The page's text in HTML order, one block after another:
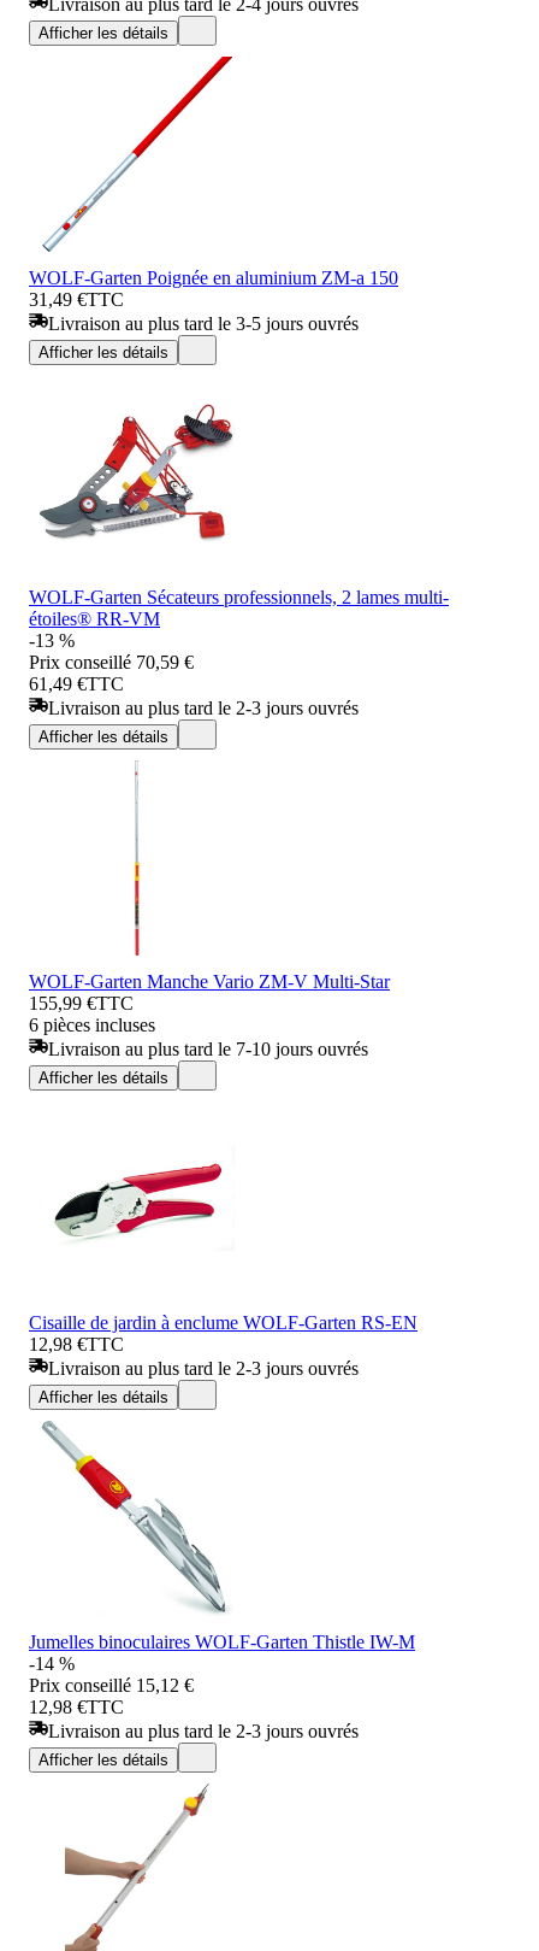
Afficher les détails
WOLF-Garten Poignée en aluminium ZM-a 150
31,49 €TTC
Livraison au plus tard le 3-5 jours ouvrés
Afficher les détails
WOLF-Garten Sécateurs professionnels, 2 lames multi-
étoiles® RR-VM
-13 %
Prix conseillé 70,59 €
61,49 €TTC
Livraison au plus tard le 2-3 jours ouvrés
Afficher les détails
WOLF-Garten Manche Vario ZM-V Multi-Star
155,99 €TTC
6 pièces incluses
Livraison au plus tard le 7-10 jours ouvrés
Afficher les détails
Cisaille de jardin à enclume WOLF-Garten RS-EN
12,98 €TTC
Livraison au plus tard le 2-3 jours ouvrés
Afficher les détails
Jumelles binoculaires WOLF-Garten Thistle IW-M
-14 %
Prix conseillé 15,12 €
12,98 €TTC
Livraison au plus tard le 2-3 jours ouvrés
Afficher les détails